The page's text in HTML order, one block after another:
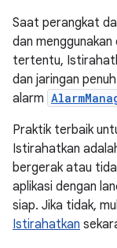
Saat perangkat
dan
tertentu,
dan jaringan
alarm
Praktik terbaik
Istirahatkan
bergerak atau
aplikasi dengan
siap. Jika tidak,
Istirahatkan